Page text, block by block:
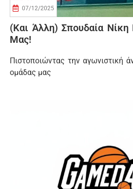
07/12/2025
(Και Άλλη) Σπουδαία Νίκη
Μας!
Πιστοποιώντας την αγωνιστική
ομάδας μας